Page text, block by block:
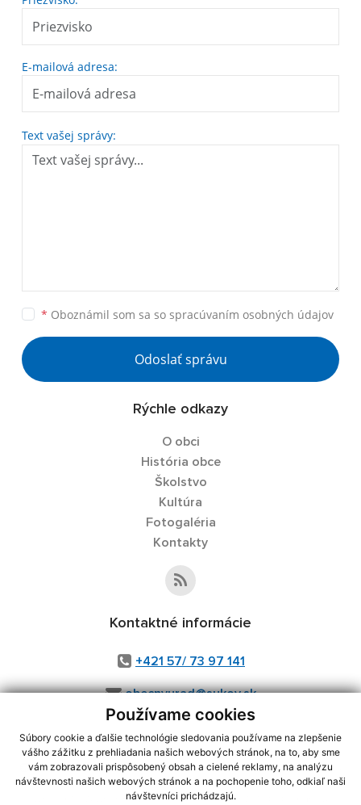
Používame cookies
Súbory cookie a ďalšie technológie sledovania používame na zlepšenie
vášho zážitku z prehliadania našich webových stránok, na to, aby sme
vám zobrazovali prispôsobený obsah a cielené reklamy, na analýzu
návštevnosti našich webových stránok a na pochopenie toho, odkiaľ naši
návštevníci prichádzajú.
E-mailová adresa:
Text vašej správy:
* Oboznámil som sa so spracúvaním osobných údajov
Odoslať správu
Rýchle odkazy
O obci
História obce
Školstvo
Kultúra
Fotogaléria
Kontakty
Kontaktné informácie
+421 57/ 73 97 141
obecnyurad@sukov.sk
využite možnosť získavania aktuálnych informácií s využitím RSS
CMS systém (redakčný) systém ECHELON 2,Mapa stránok,web portál
webex.digital, s.r.o.,domény,registrácia domény